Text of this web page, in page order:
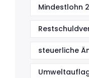
Mindestlohn
steuerliche